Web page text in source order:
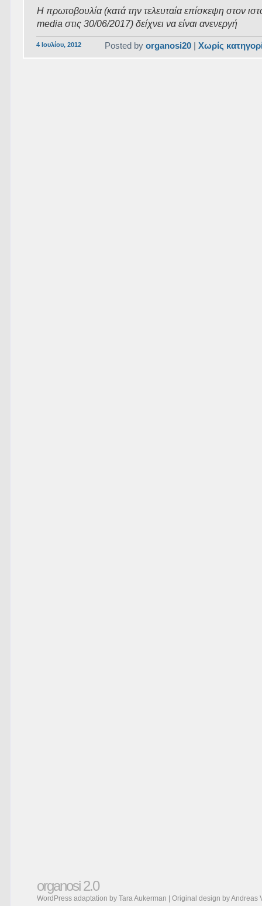
Η πρωτοβουλία (κατά την τελευταία επίσκεψη στον
media στις 30/06/2017) δείχνει να είναι ανενεργή
4 Ιουλίου, 2012 Posted byorganosi20 |Χωρίς
organosi 2.0
WordPress adaptation by Tara Aukerman | Original design byAndreas